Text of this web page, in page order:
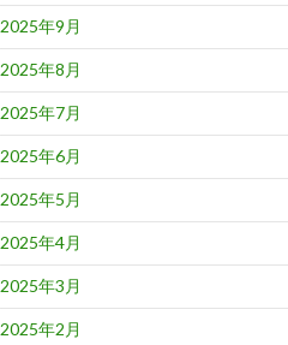
2025年9月
2025年8月
2025年7月
2025年6月
2025年5月
2025年4月
2025年3月
2025年2月